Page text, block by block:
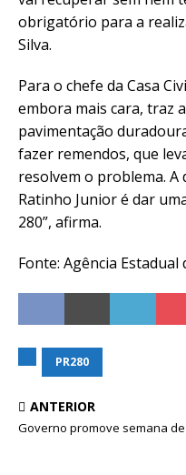
obrigatório para a
Silva.
Para o chefe da Casa
embora mais cara, traz
pavimentação
fazer remendos, que
resolvem o problema.
Ratinho Junior é dar
280”, afirma.
Fonte: Agência
PR280
ANTERIOR
Governo promove semana